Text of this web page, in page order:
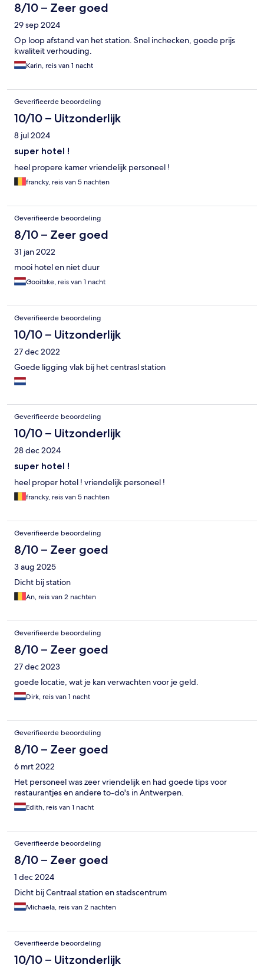
8/10 – Zeer goed
29 sep 2024
Op loop afstand van het station. Snel inchecken, goede prijs
kwaliteit verhouding.
Karin, reis van 1 nacht
Geverifieerde beoordeling
10/10 – Uitzonderlijk
8 jul 2024
super hotel !
heel propere kamer vriendelijk personeel !
francky, reis van 5 nachten
Geverifieerde beoordeling
8/10 – Zeer goed
31 jan 2022
mooi hotel en niet duur
Gooitske, reis van 1 nacht
Geverifieerde beoordeling
10/10 – Uitzonderlijk
27 dec 2022
Goede ligging vlak bij het centrasl station
Geverifieerde beoordeling
10/10 – Uitzonderlijk
28 dec 2024
super hotel !
heel proper hotel ! vriendelijk personeel !
francky, reis van 5 nachten
Geverifieerde beoordeling
8/10 – Zeer goed
3 aug 2025
Dicht bij station
An, reis van 2 nachten
Geverifieerde beoordeling
8/10 – Zeer goed
27 dec 2023
goede locatie, wat je kan verwachten voor je geld.
Dirk, reis van 1 nacht
Geverifieerde beoordeling
8/10 – Zeer goed
6 mrt 2022
Het personeel was zeer vriendelijk en had goede tips voor
restaurantjes en andere to-do's in Antwerpen.
Edith, reis van 1 nacht
Geverifieerde beoordeling
8/10 – Zeer goed
1 dec 2024
Dicht bij Centraal station en stadscentrum
Michaela, reis van 2 nachten
Geverifieerde beoordeling
10/10 – Uitzonderlijk